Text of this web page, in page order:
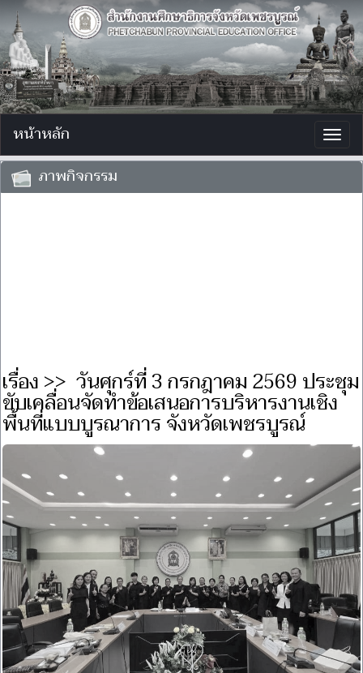
หน้าหลัก
ภาพกิจกรรม
เรื่อง >> วันศุกร์ที่ 3 กรกฎาคม 2569 ประชุม
ขับเคลื่อนจัดทำข้อเสนอการบริหารงานเชิง
พื้นที่แบบบูรณาการ จังหวัดเพชรบูรณ์